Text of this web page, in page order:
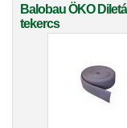
Balobau ÖKO
tekercs